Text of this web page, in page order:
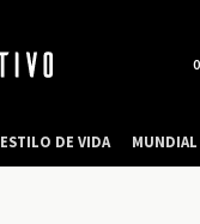
ESTILO DE VIDA